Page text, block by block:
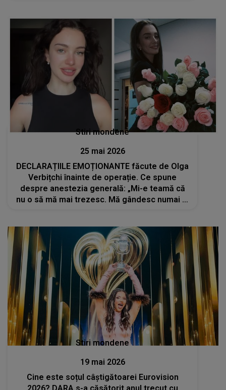
Stiri mondene
25 mai 2026
DECLARAȚIILE EMOȚIONANTE făcute de Olga
Verbițchi înainte de operație. Ce spune
despre anestezia generală: „Mi-e teamă că
nu o să mă mai trezesc. Mă gândesc numai la
Stiri mondene
19 mai 2026
Cine este soțul câștigătoarei Eurovision
2026? DARA s-a căsătorit anul trecut cu